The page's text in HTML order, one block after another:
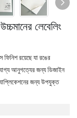
লেবেলিং
রয়েছে যা রঙের
আনুগত্যের জন্য ডিজাইন
জন্য উপযুক্ত